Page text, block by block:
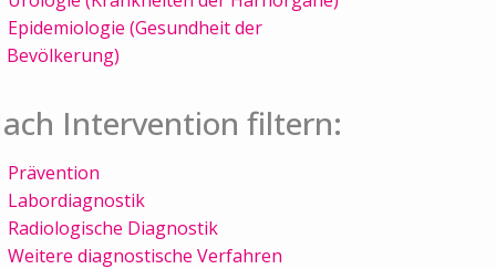
Epidemiologie (Gesundheit der
Bevölkerung)
Intervention filtern:
Prävention
Labordiagnostik
Radiologische Diagnostik
Weitere diagnostische Verfahren